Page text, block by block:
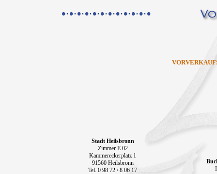
•·•·•·•·•·•·•·•·•·•·•·•
Stadt Heilsbronn
Zimmer E.02
Kammereckerplatz 1
91560 Heilsbronn
Tel. 0 98 72 / 8 06 17